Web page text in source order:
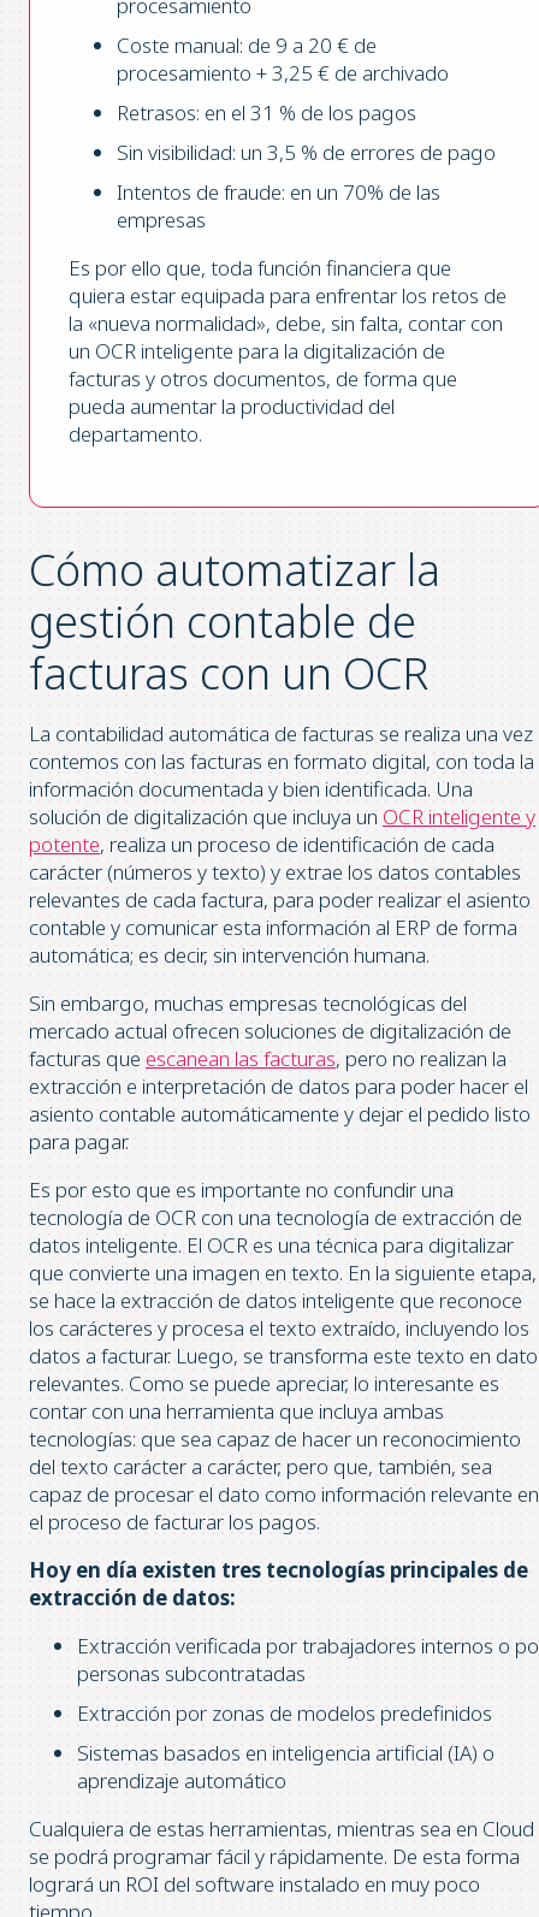
procesamiento
Coste manual: de 9 a 20 € de
procesamiento + 3,25 € de archivado
Retrasos: en el 31 % de los pagos
Sin visibilidad: un 3,5 % de errores de pago
Intentos de fraude: en un 70% de las
empresas
Es por ello que, toda función financiera que
quiera estar equipada para enfrentar los retos de
la «nueva normalidad», debe, sin falta, contar con
un OCR inteligente para la digitalización de
facturas y otros documentos, de forma que
pueda aumentar la productividad del
departamento.
Cómo automatizar la
gestión contable de
facturas con un OCR
La contabilidad automática de facturas se realiza una vez
contemos con las facturas en formato digital, con toda la
información documentada y bien identificada. Una
solución de digitalización que incluya un OCR inteligente y
potente, realiza un proceso de identificación de cada
carácter (números y texto) y extrae los datos contables
relevantes de cada factura, para poder realizar el asiento
contable y comunicar esta información al ERP de forma
automática; es decir, sin intervención humana.
Sin embargo, muchas empresas tecnológicas del
mercado actual ofrecen soluciones de digitalización de
facturas que escanean las facturas, pero no realizan la
extracción e interpretación de datos para poder hacer el
asiento contable automáticamente y dejar el pedido listo
para pagar.
Es por esto que es importante no confundir una
tecnología de OCR con una tecnología de extracción de
datos inteligente. El OCR es una técnica para digitalizar
que convierte una imagen en texto. En la siguiente etapa,
se hace la extracción de datos inteligente que reconoce
los carácteres y procesa el texto extraído, incluyendo los
datos a facturar. Luego, se transforma este texto en
relevantes. Como se puede apreciar, lo interesante es
contar con una herramienta que incluya ambas
tecnologías: que sea capaz de hacer un reconocimiento
del texto carácter a carácter, pero que, también, sea
capaz de procesar el dato como información relevante en
el proceso de facturar los pagos.
Hoy en día existen tres tecnologías principales de
extracción de datos:
Extracción verificada por trabajadores internos o
personas subcontratadas
Extracción por zonas de modelos predefinidos
Sistemas basados ​​en inteligencia artificial (IA) o
aprendizaje automático
Cualquiera de estas herramientas, mientras sea en Cloud
se podrá programar fácil y rápidamente. De esta forma
logrará un ROI del software instalado en muy poco